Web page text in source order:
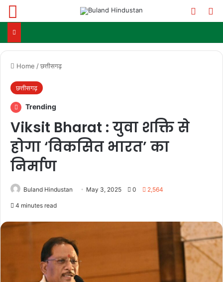
Home /छत्तीसगढ़
छत्तीसगढ़
Trending
Viksit Bharat : युवा शक्ति से
होगा ‘विकसित भारत’ का
निर्माण
Buland Hindustan May 3, 2025 0 2,564
4 minutes read